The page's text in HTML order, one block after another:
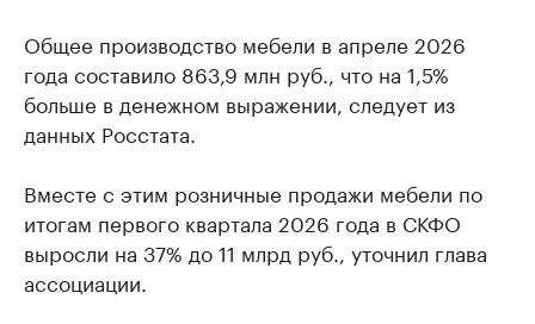
Общее производство мебели в апреле 2026
года составило 863,9 млн руб., что на 1,5%
больше в денежном выражении, следует из
данных Росстата.
Вместе с этим розничные продажи мебели по
итогам первого квартала 2026 года в СКФО
выросли на 37% до 11 млрд руб., уточнил глава
ассоциации.